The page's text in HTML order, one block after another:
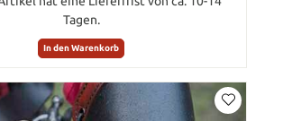
Tagen.
In den Warenkorb